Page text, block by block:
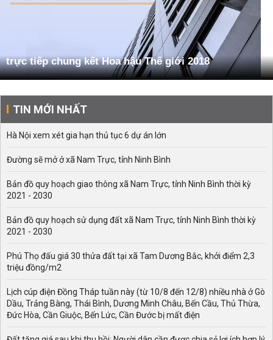
trực tiếp chung kết Hoa hậu Thế giới 2018
TIN MỚI NHẤT
Hà Nội xem xét gia hạn thủ tục 6 dự án lớn
Đường sẽ mở ở xã Nam Trực, tỉnh Ninh Bình
Bản đồ quy hoạch giao thông xã Nam Trực, tỉnh Ninh Bình thời kỳ
2021 - 2030
Bản đồ quy hoạch sử dụng đất xã Nam Trực, tỉnh Ninh Bình thời kỳ
2021 - 2030
Phú Thọ đấu giá 30 thửa đất tại xã Tam Dương Bắc, khởi điểm 2,3
triệu đồng/m2
Lịch cúp điện Đồng Tháp tuần này (từ 10/8 đến 12/8) nhiều nhà ở Gò
Dầu, Trảng Bàng, Thái Bình, Dương Minh Châu, Bến Cầu, Thủ Thừa,
Đức Hòa, Cần Giuộc, Bến Lức, Cần Đước bị mất điện